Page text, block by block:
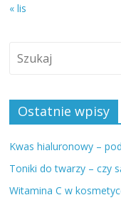
« lis
Ostatnie wpisy
Kwas hialuronowy –
Toniki do twarzy – czy
Witamina C w